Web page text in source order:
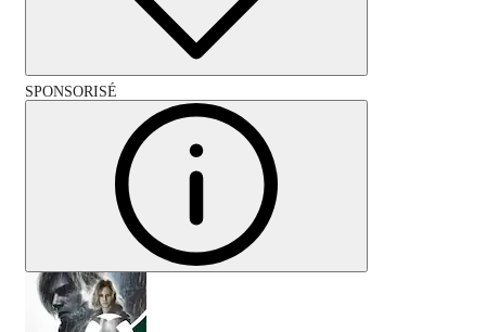
SPONSORISÉ